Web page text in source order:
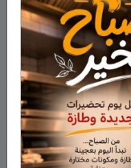
مجرد سلعة
جديداً في الجولان بإشراف
في الجولان بإشراف